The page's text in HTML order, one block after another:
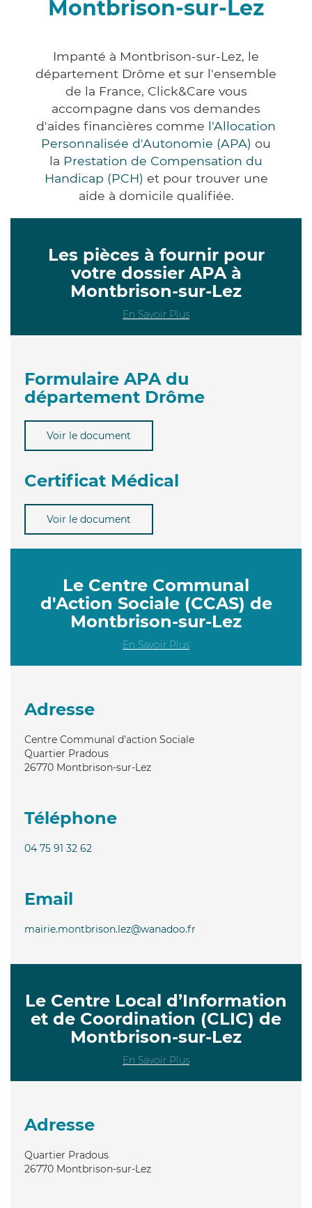
Montbrison-sur-Lez
Impanté à Montbrison-sur-Lez, le
département Drôme et sur l'ensemble
de la France, Click&Care vous
accompagne dans vos demandes
d'aides financières comme l'Allocation
Personnalisée d'Autonomie (APA) ou
la Prestation de Compensation du
Handicap (PCH) et pour trouver une
aide à domicile qualifiée.
Les pièces à fournir pour
votre dossier APA à
Montbrison-sur-Lez
En Savoir Plus
Formulaire APA du
département Drôme
Voir le document
Certificat Médical
Voir le document
Le Centre Communal
d'Action Sociale (CCAS) de
Montbrison-sur-Lez
En Savoir Plus
Adresse
Centre Communal d'action Sociale
Quartier Pradous
26770 Montbrison-sur-Lez
Téléphone
04 75 91 32 62
Email
mairie.montbrison.lez@wanadoo.fr
Le Centre Local d’Information
et de Coordination (CLIC) de
Montbrison-sur-Lez
En Savoir Plus
Adresse
Quartier Pradous
26770 Montbrison-sur-Lez